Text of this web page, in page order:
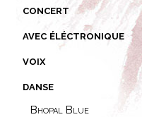
danse
Bhopal Blue
voix
avec éléctronique
concert